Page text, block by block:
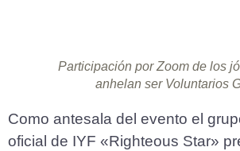
Participación por Zoom de los
anhelan ser Voluntarios
Como antesala del evento el
oficial de IYF «Righteous Star»